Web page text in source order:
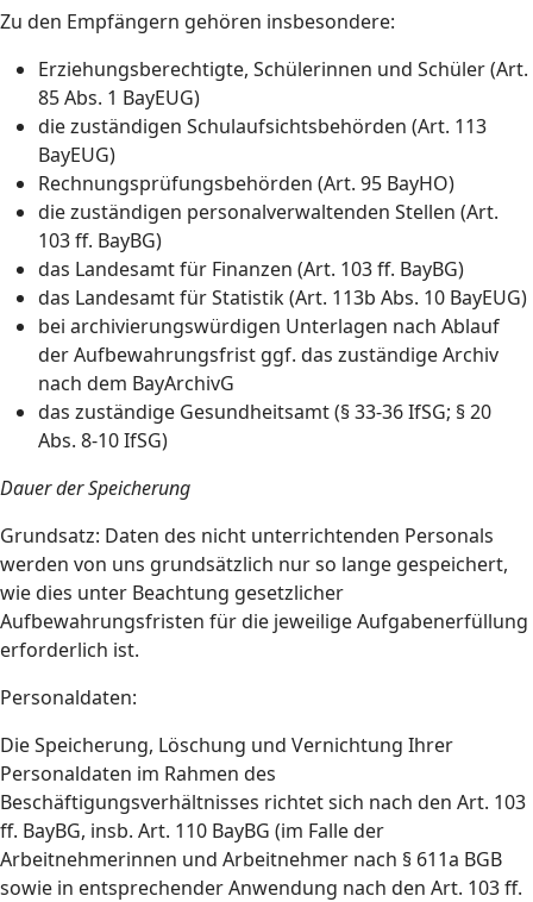
Zu den Empfängern gehören insbesondere:
Erziehungsberechtigte, Schülerinnen und Schüler (Art.
85 Abs. 1 BayEUG)
die zuständigen Schulaufsichtsbehörden (Art. 113
BayEUG)
Rechnungsprüfungsbehörden (Art. 95 BayHO)
die zuständigen personalverwaltenden Stellen (Art.
103 ff. BayBG)
das Landesamt für Finanzen (Art. 103 ff. BayBG)
das Landesamt für Statistik (Art. 113b Abs. 10 BayEUG)
bei archivierungswürdigen Unterlagen nach Ablauf
der Aufbewahrungsfrist ggf. das zuständige Archiv
nach dem BayArchivG
das zuständige Gesundheitsamt (§ 33-36 IfSG; § 20
Abs. 8-10 IfSG)
Dauer der Speicherung
Grundsatz: Daten des nicht unterrichtenden Personals
werden von uns grundsätzlich nur so lange gespeichert,
wie dies unter Beachtung gesetzlicher
Aufbewahrungsfristen für die jeweilige Aufgabenerfüllung
erforderlich ist.
Personaldaten:
Die Speicherung, Löschung und Vernichtung Ihrer
Personaldaten im Rahmen des
Beschäftigungsverhältnisses richtet sich nach den Art. 103
ff. BayBG, insb. Art. 110 BayBG (im Falle der
Arbeitnehmerinnen und Arbeitnehmer nach § 611a BGB
sowie in entsprechender Anwendung nach den Art. 103 ff.